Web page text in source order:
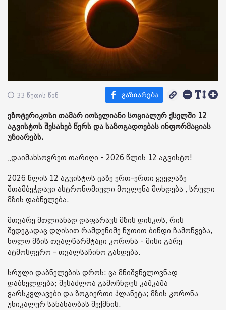
33 წუთის წინ
ეზოტერიკოსი თამარ იოსელიანი სოციალურ ქსელში 12
აგვისტოს შესახებ წერს და საზოგადოებას ინფორმაციას
უზიარებს.
„დაიმახსოვრეთ თარიღი - 2026 წლის 12 აგვისტო!
2026 წლის 12 აგვისტოს ცაზე ერთ-ერთი ყველაზე
შთამბეჭდავი ასტრონომიული მოვლენა მოხდება , სრული
მზის დაბნელება.
მთვარე მთლიანად დაფარავს მზის დისკოს, რის
შედეგადაც დღისით რამდენიმე წუთით ბინდი ჩამოწვება,
ხოლო მზის თვალწარმტაცი კორონა - მისი გარე
ატმოსფერო - თვალსაჩინო გახდება.
სრული დაბნელების დროს: ცა მნიშვნელოვნად
დაბნელდება; შესაძლოა გამოჩნდეს კაშკაშა
ვარსკვლავები და ზოგიერთი პლანეტა; მზის კორონა
უნიკალურ სანახაობას შექმნის.